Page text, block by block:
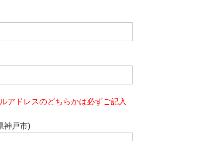
アドレスのどちらかは必ずご記入
神戸市)